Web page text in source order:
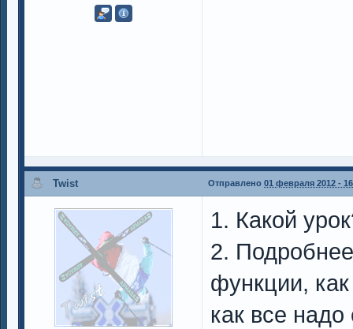
Twist Отправлено 01 февраля 2012 -
1. Какой
2.
функции,
как все надо